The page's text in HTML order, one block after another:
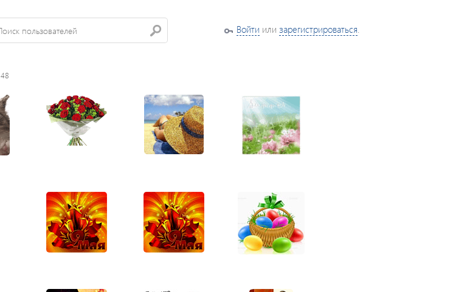
Войти или зарегистрироваться.
48